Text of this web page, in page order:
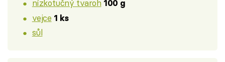
nízkotučný tvaroh 100 g
vejce 1 ks
sůl